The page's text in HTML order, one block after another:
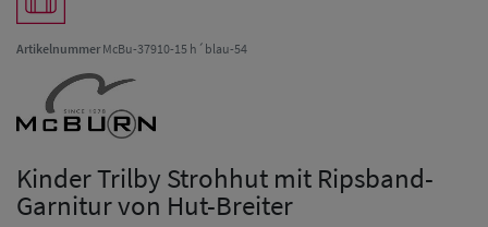
ArtikelnummerMcBu-37910-15 h´blau-54
Kinder Trilby Strohhut mit Ripsband-
Garnitur von Hut-Breiter